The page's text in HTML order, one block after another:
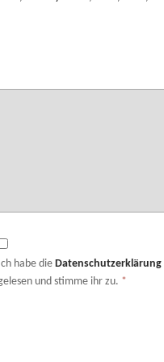
Ich habe die Datenschutzerklärung
und stimme ihr zu. *